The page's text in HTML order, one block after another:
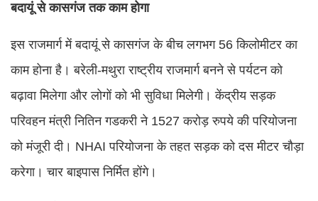
बदायूं से कासगंज तक काम होगा
इस राजमार्ग में बदायूं से कासगंज के बीच लगभग 56 किलोमीटर का
काम होना है। बरेली-मथुरा राष्ट्रीय राजमार्ग बनने से पर्यटन को
बढ़ावा मिलेगा और लोगों को भी सुविधा मिलेगी। केंद्रीय सड़क
परिवहन मंत्री नितिन गडकरी ने 1527 करोड़ रुपये की परियोजना
को मंजूरी दी। NHAI परियोजना के तहत सड़क को दस मीटर चौड़ा
करेगा। चार बाइपास निर्मित होंगे।